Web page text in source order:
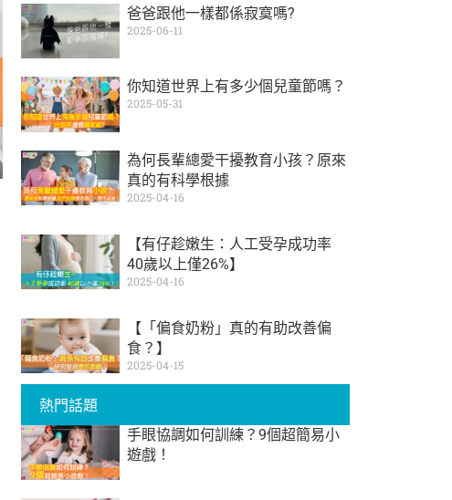
爸爸跟他一樣都係寂寞嗎?
2025-06-11
你知道世界上有多少個兒童節嗎？
2025-05-31
為何長輩總愛干擾教育小孩？原來
真的有科學根據
2025-04-16
【有仔趁嫩生：人工受孕成功率
40歲以上僅26%】
2025-04-16
【「偏食奶粉」真的有助改善偏
食？】
2025-04-15
熱門話題
手眼協調如何訓練？9個超簡易小
遊戲！